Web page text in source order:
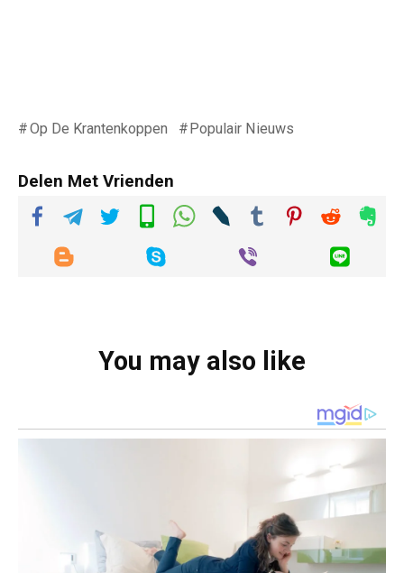
Op De Krantenkoppen Populair Nieuws
Delen Met Vrienden
You may also like